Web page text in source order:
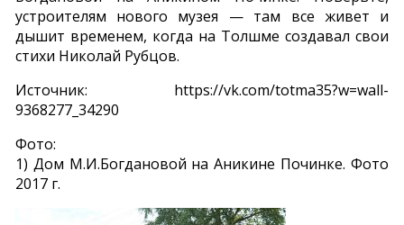
устроителям нового музея — там все живет и
дышит временем, когда на Толшме создавал свои
стихи Николай Рубцов.
Источник: https://vk.com/totma35?w=wall-
9368277_34290
Фото:
1) Дом М.И.Богдановой на Аникине Починке. Фото
2017 г.